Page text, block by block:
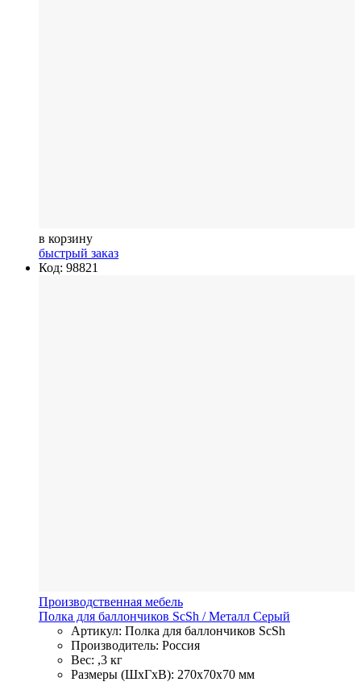
в корзину
быстрый заказ
Код: 98821
Производственная мебель
Полка для баллончиков ScSh / Металл Серый
Артикул: Полка для баллончиков ScSh
Производитель: Россия
Вес: ,3 кг
Размеры (ШхГхВ): 270x70x70 мм